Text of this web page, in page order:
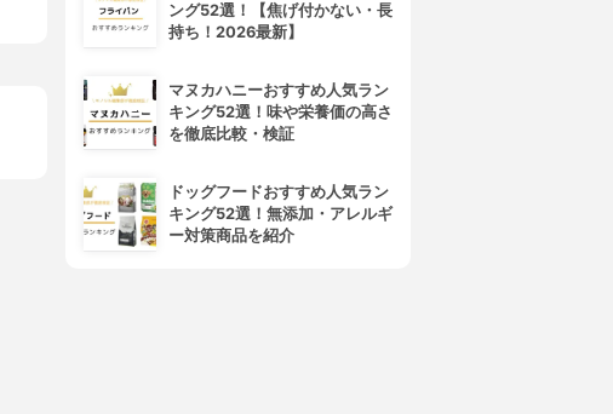
ング52選！【焦げ付かない・長
持ち！2026最新】
マヌカハニーおすすめ人気ラン
キング52選！味や栄養価の高さ
を徹底比較・検証
ドッグフードおすすめ人気ラン
キング52選！無添加・アレルギ
ー対策商品を紹介